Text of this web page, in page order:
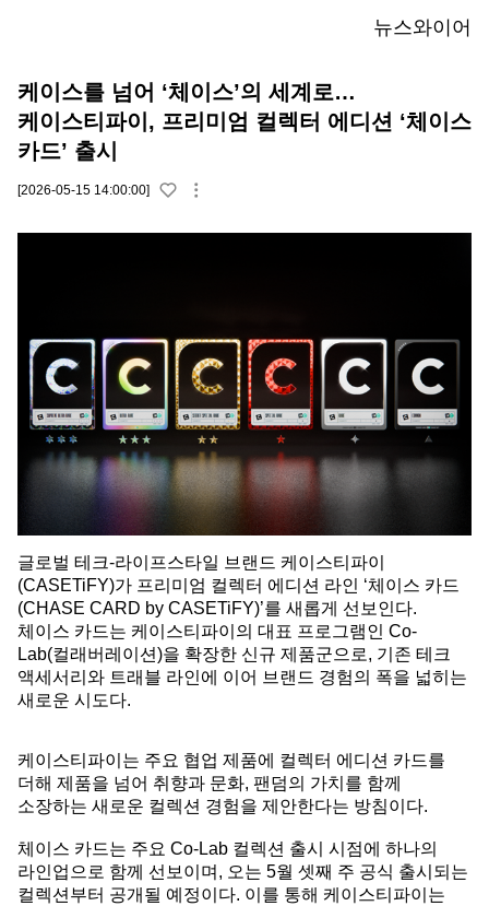
뉴스와이어
케이스를 넘어 ‘체이스’의 세계로…
케이스티파이, 프리미엄 컬렉터 에디션 ‘체이스
카드’ 출시
[2026-05-15 14:00:00]
글로벌 테크-라이프스타일 브랜드 케이스티파이
(CASETiFY)가 프리미엄 컬렉터 에디션 라인 ‘체이스 카드
(CHASE CARD by CASETiFY)’를 새롭게 선보인다.
체이스 카드는 케이스티파이의 대표 프로그램인 Co-
Lab(컬래버레이션)을 확장한 신규 제품군으로, 기존 테크
액세서리와 트래블 라인에 이어 브랜드 경험의 폭을 넓히는
새로운 시도다.
케이스티파이는 주요 협업 제품에 컬렉터 에디션 카드를
더해 제품을 넘어 취향과 문화, 팬덤의 가치를 함께
소장하는 새로운 컬렉션 경험을 제안한다는 방침이다.
체이스 카드는 주요 Co-Lab 컬렉션 출시 시점에 하나의
라인업으로 함께 선보이며, 오는 5월 셋째 주 공식 출시되는
컬렉션부터 공개될 예정이다. 이를 통해 케이스티파이는